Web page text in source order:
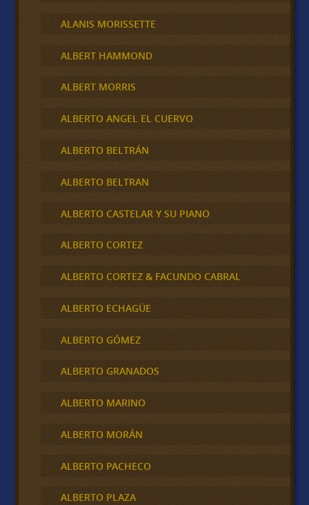
ALANIS MORISSETTE
ALBERT HAMMOND
ALBERT MORRIS
ALBERTO ANGEL EL CUERVO
ALBERTO BELTRÁN
ALBERTO BELTRAN
ALBERTO CASTELAR Y SU PIANO
ALBERTO CORTEZ
ALBERTO CORTEZ & FACUNDO CABRAL
ALBERTO ECHAGÜE
ALBERTO GÓMEZ
ALBERTO GRANADOS
ALBERTO MARINO
ALBERTO MORÁN
ALBERTO PACHECO
ALBERTO PLAZA